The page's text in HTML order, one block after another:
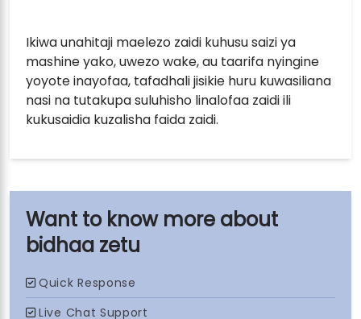
bidhaa zetu
Ikiwa unahitaji maelezo zaidi kuhusu saizi ya
mashine yako, uwezo wake, au taarifa nyingine
yoyote inayofaa, tafadhali jisikie huru kuwasiliana
nasi na tutakupa suluhisho linalofaa zaidi ili
kukusaidia kuzalisha faida zaidi.